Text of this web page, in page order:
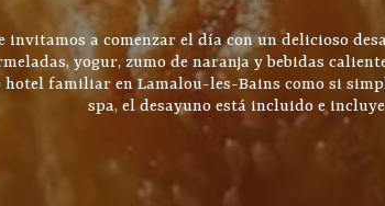
invitamos a comenzar el día con un delicioso
yogur, zumo de naranja y bebidas
familiar en Lamalou-les-Bains como si
spa, el desayuno está incluido e